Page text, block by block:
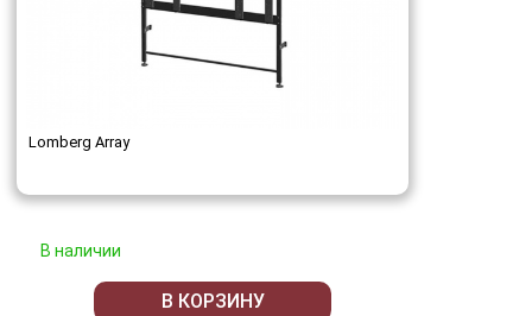
Lomberg Array
В наличии
В КОРЗИНУ